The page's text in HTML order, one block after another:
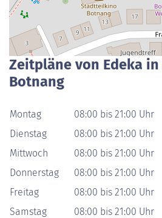
Zeitpläne von Edeka
Botnang
Montag
08:00 bis 21:00 Uhr
Dienstag
08:00 bis 21:00 Uhr
Mittwoch
08:00 bis 21:00 Uhr
Donnerstag
08:00 bis 21:00 Uhr
Freitag
08:00 bis 21:00 Uhr
Samstag
08:00 bis 21:00 Uhr